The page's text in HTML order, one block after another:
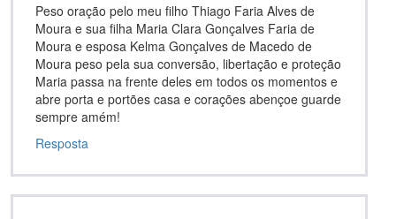
Peso oração pelo meu filho Thiago Faria Alves de
Moura e sua filha Maria Clara Gonçalves Faria de
Moura e esposa Kelma Gonçalves de Macedo de
Moura peso pela sua conversão, libertação e proteção
Maria passa na frente deles em todos os momentos e
abre porta e portões casa e corações abençoe guarde
sempre amém!
Resposta